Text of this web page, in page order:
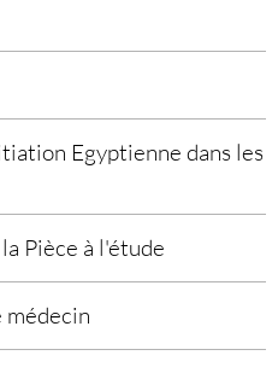
Egyptienne dans les
Pièce à l'étude
médecin